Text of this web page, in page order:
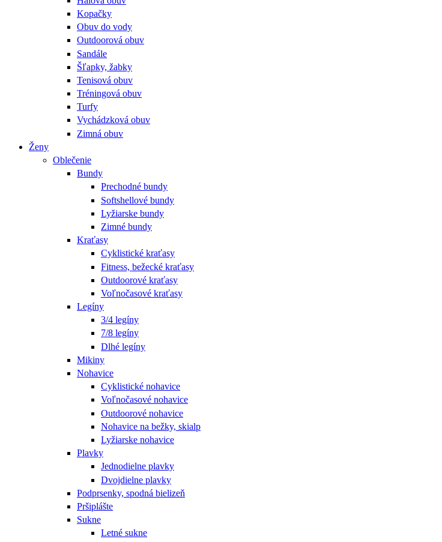
Kopačky
Obuv do vody
Outdoorová obuv
Sandále
Šľapky, žabky
Tenisová obuv
Tréningová obuv
Turfy
Vychádzková obuv
Zimná obuv
Ženy
Oblečenie
Bundy
Prechodné bundy
Softshellové bundy
Lyžiarske bundy
Zimné bundy
Kraťasy
Cyklistické kraťasy
Fitness, bežecké kraťasy
Outdoorové kraťasy
Voľnočasové kraťasy
Legíny
3/4 legíny
7/8 legíny
Dlhé legíny
Mikiny
Nohavice
Cyklistické nohavice
Voľnočasové nohavice
Outdoorové nohavice
Nohavice na bežky, skialp
Lyžiarske nohavice
Plavky
Jednodielne plavky
Dvojdielne plavky
Podprsenky, spodná bielizeň
Pršiplášte
Sukne
Letné sukne